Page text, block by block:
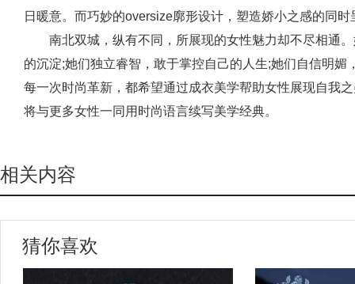
日暖意。而巧妙的oversize廓形设计，塑造娇小之感的同
南北双城，纵有不同，所展现的女性魅力却不尽相通
的沉淀;她们独立睿智，敢于掌控自己的人生;她们自信明
每一次时尚革新，都希望通过成衣美学帮助女性展现自我
将与更多女性一同用时尚语言续写美学经典。
相关内容
猜你喜欢